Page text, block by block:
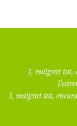
I, malgrat tot,
I, malgrat tot, encara